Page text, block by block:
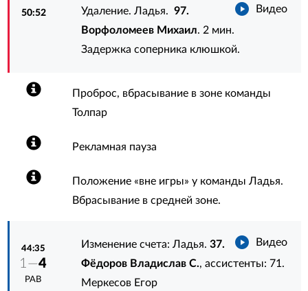
50:52 Видео
Удаление. Ладья.97.
Ворфоломеев Михаил. 2 мин.
Задержка соперника клюшкой.
Проброс, вбрасывание в зоне команды
Толпар
Рекламная пауза
Положение «вне игры» у команды Ладья.
Вбрасывание в средней зоне.
44:35
1—4
РАВ
Видео
Изменение счета: Ладья.37.
Фёдоров Владислав С., ассистенты: 71.
Меркесов Егор